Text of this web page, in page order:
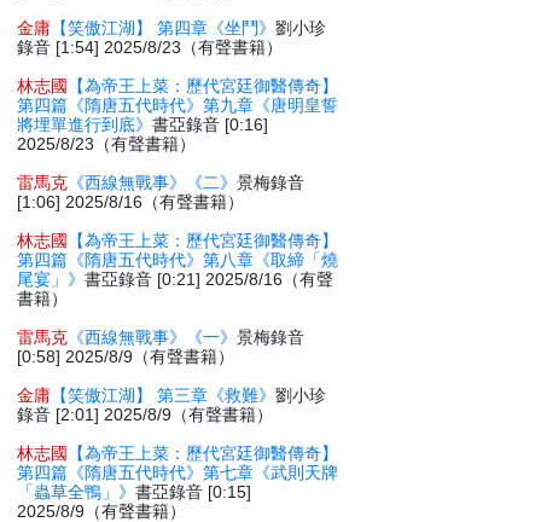
金庸 【笑傲江湖】 第四章《坐鬥》劉小珍
錄音 [1:54] 2025/8/23（有聲書籍）
林志國
【為帝王上菜：歷代宮廷御醫傳奇】
第四篇《隋唐五代時代》第九章《唐明皇誓
將埋單進行到底》書亞錄音 [0:16]
2025/8/23（有聲書籍）
雷馬克 《西線無戰事》《二》景梅錄音
[1:06] 2025/8/16（有聲書籍）
林志國
【為帝王上菜：歷代宮廷御醫傳奇】
第四篇《隋唐五代時代》第八章《取締「燒
尾宴」》書亞錄音 [0:21] 2025/8/16（有聲
書籍）
雷馬克 《西線無戰事》《一》景梅錄音
[0:58] 2025/8/9（有聲書籍）
金庸 【笑傲江湖】 第三章《救難》劉小珍
錄音 [2:01] 2025/8/9（有聲書籍）
林志國
【為帝王上菜：歷代宮廷御醫傳奇】
第四篇《隋唐五代時代》第七章《武則天牌
「蟲草全鴨」》書亞錄音 [0:15]
2025/8/9（有聲書籍）